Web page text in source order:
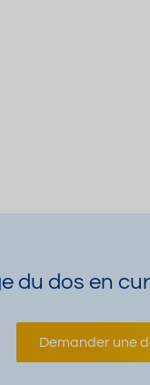
du dos en
Demander une